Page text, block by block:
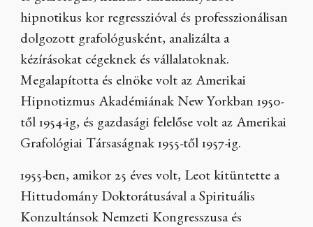
hipnotikus kor regresszióval és professzionálisan
dolgozott grafológusként, analizálta a
kézírásokat cégeknek és vállalatoknak.
Megalapította és elnöke volt az Amerikai
Hipnotizmus Akadémiának New Yorkban 1950-
től 1954-ig, és gazdasági felelőse volt az Amerikai
Grafológiai Társaságnak 1955-től 1957-ig.
1955-ben, amikor 25 éves volt, Leot kitüntette a
Hittudomány Doktorátusával a Spirituális
Konzultánsok Nemzeti Kongresszusa és